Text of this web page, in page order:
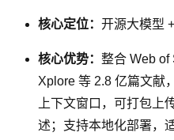
核心定位： 开源大模型
核心优势： 整合 Web of
Xplore 等 2.8 亿篇文献
上下文窗口，可打包上
述；支持本地化部署，